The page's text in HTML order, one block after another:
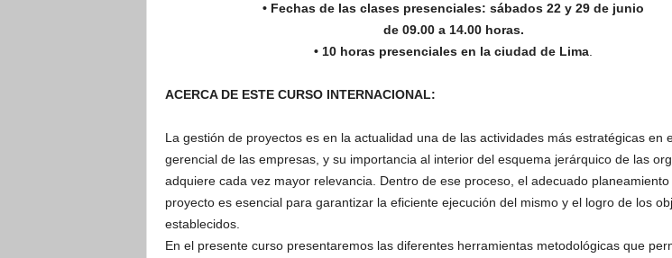
• Fechas de las clases presenciales: sábados 22 y 29 de junio
de 09.00 a 14.00 horas.
• 10 horas presenciales en la ciudad de Lima
ACERCA DE ESTE CURSO INTERNACIONAL:
La gestión de proyectos es en la actualidad una de las actividades más estratégicas en
gerencial de las empresas, y su importancia al interior del esquema jerárquico de las
adquiere cada vez mayor relevancia. Dentro de ese proceso, el adecuado planeamiento
proyecto es esencial para garantizar la eficiente ejecución del mismo y el logro de los
establecidos.
En el presente curso presentaremos las diferentes herramientas metodológicas que